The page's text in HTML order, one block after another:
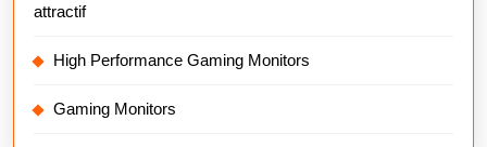
attractif
High Performance Gaming Monitors
Gaming Monitors